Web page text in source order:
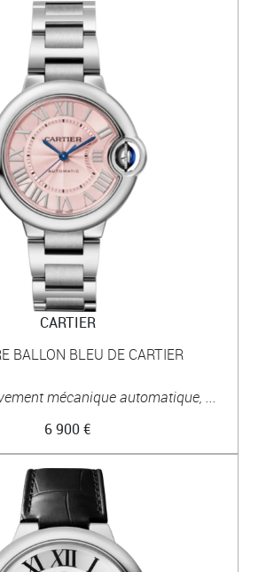
CARTIER
BALLON BLEU DE CARTIER
mécanique automatique, ...
6 900 €